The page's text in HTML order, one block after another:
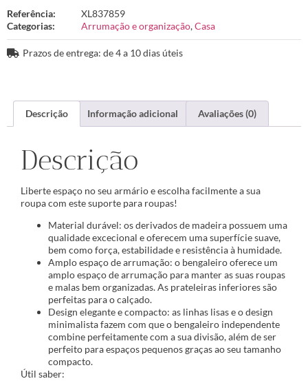
Referência:
XL837859
Categorias:
Arrumação e organização,Casa
Prazos de entrega: de 4 a 10 dias úteis
Descrição Informação adicional Avaliações (0)
Descrição
Liberte espaço no seu armário e escolha facilmente a sua
roupa com este suporte para roupas!
Material durável: os derivados de madeira possuem uma
qualidade excecional e oferecem uma superfície suave,
bem como força, estabilidade e resistência à humidade.
Amplo espaço de arrumação: o bengaleiro oferece um
amplo espaço de arrumação para manter as suas roupas
e malas bem organizadas. As prateleiras inferiores são
perfeitas para o calçado.
Design elegante e compacto: as linhas lisas e o design
minimalista fazem com que o bengaleiro independente
combine perfeitamente com a sua divisão, além de ser
perfeito para espaços pequenos graças ao seu tamanho
compacto.
Útil saber: